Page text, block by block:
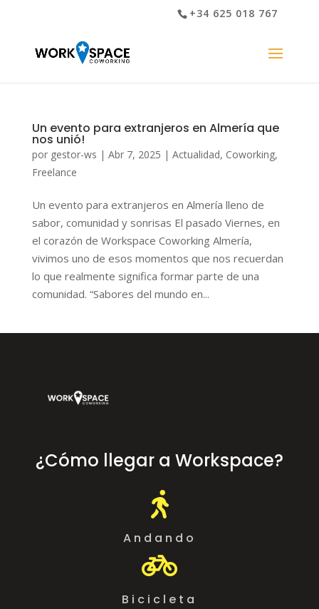
+34 625 018 767
Un evento para extranjeros en Almería que
nos unió!
por gestor-ws | Abr 7, 2025 | Actualidad, Coworking,
Freelance
Un evento para extranjeros en Almería lleno de
sabor, comunidad y sonrisas El pasado Viernes, en
el corazón de Workspace Coworking Almería,
vivimos uno de esos momentos que nos recuerdan
lo que realmente significa formar parte de una
comunidad. “Sabores del mundo en...
¿Cómo llegar a Workspace?

Andando

Bicicleta